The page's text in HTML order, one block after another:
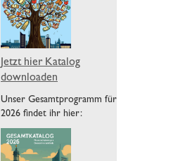
Jetzt hier Katalog
downloaden
Unser Gesamtprogramm für
2026 findet ihr hier: